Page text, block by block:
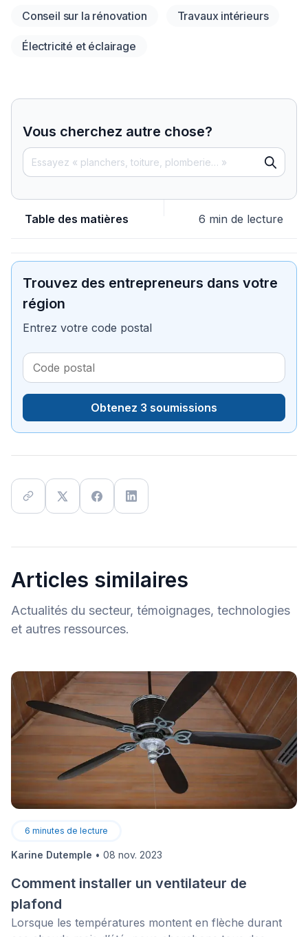
Conseil sur la rénovation Travaux intérieurs
Électricité et éclairage
Vous cherchez autre chose?
Table des matières 6 min de lecture
Trouvez des entrepreneurs dans votre
région
Entrez votre code postal
Obtenez 3 soumissions
Articles similaires
Actualités du secteur, témoignages, technologies
et autres ressources.
6 minutes de lecture
Karine Dutemple • 08 nov. 2023
Comment installer un ventilateur de
plafond
Lorsque les températures montent en flèche durant